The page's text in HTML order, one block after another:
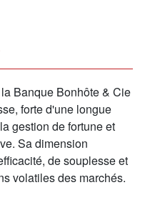
Banque Bonhôte & Cie
forte d'une longue
gestion de fortune et
Sa dimension
de souplesse et
volatiles des marchés.